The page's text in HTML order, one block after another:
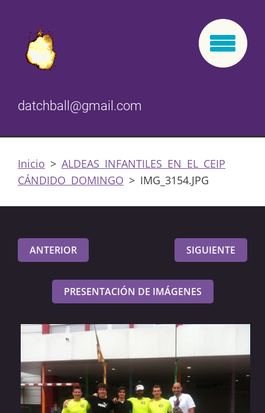
datchball@gmail.com
Inicio > ALDEAS INFANTILES EN EL CEIP
CÁNDIDO DOMINGO > IMG_3154.JPG
ANTERIOR SIGUIENTE
PRESENTACIÓN DE IMÁGENES